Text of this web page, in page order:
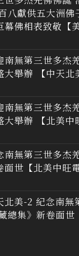
八獻供五大洲佛
佛相表致敬【
南無第三世多杰
舉辦 【中天北
南無第三世多杰
舉辦 【北美中
南無第三世多杰
世【北美中旺電
北美-2 紀念南無
總集》新卷面世